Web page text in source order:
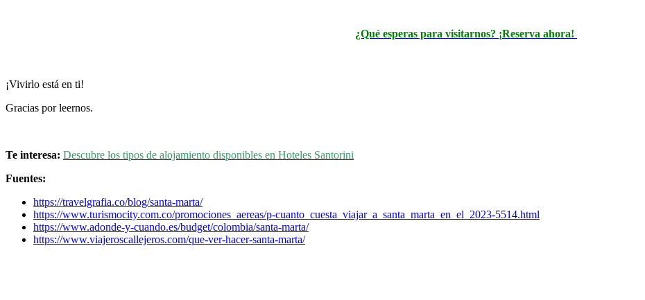
¿Qué esperas para visitarnos? ¡Reserva ahora!
¡Vivirlo está en ti!
Gracias por leernos.
Te interesa: Descubre los tipos de alojamiento disponibles en Hoteles Santorini
Fuentes:
https://travelgrafia.co/blog/santa-marta/
https://www.turismocity.com.co/promociones_aereas/p-cuanto_cuesta_viajar_a_santa_marta_en_el_2023-5514.html
https://www.adonde-y-cuando.es/budget/colombia/santa-marta/
https://www.viajeroscallejeros.com/que-ver-hacer-santa-marta/